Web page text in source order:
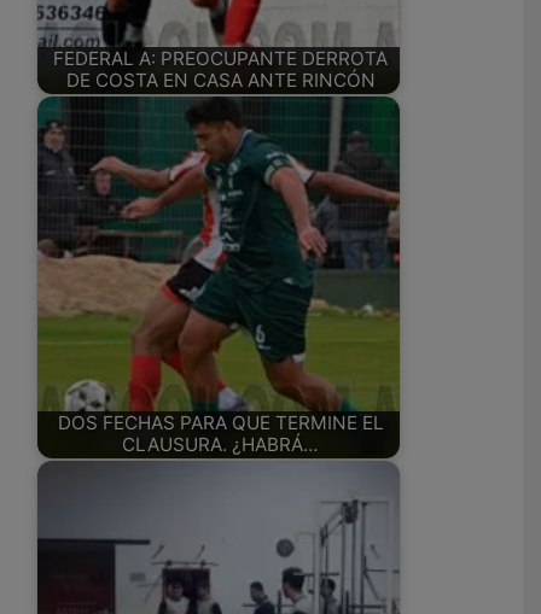
FEDERAL A: PREOCUPANTE DERROTA
DE COSTA EN CASA ANTE RINCÓN
DOS FECHAS PARA QUE TERMINE EL
CLAUSURA. ¿HABRÁ…